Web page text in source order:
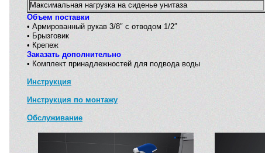
Максимальная нагрузка на сиденье унитаза
Объем поставки
• Армированный рукав 3/8″ с отводом 1/2″
• Брызговик
• Крепеж
Заказать дополнительно
• Комплект принадлежностей для подвода воды
Инструкция
Инструкция по монтажу
Обслуживание